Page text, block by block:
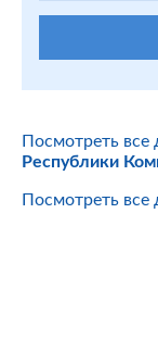
Посмотреть все
Республики
Посмотреть все